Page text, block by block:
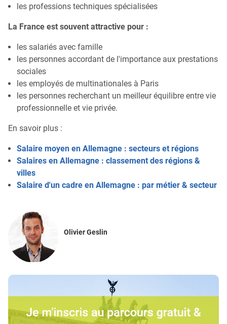
les professions techniques spécialisées
La France est souvent attractive pour :
les salariés avec famille
les personnes accordant de l'importance aux prestations
sociales
les employés de multinationales à Paris
les personnes recherchant un meilleur équilibre entre vie
professionnelle et vie privée.
En savoir plus :
Salaire moyen en Allemagne : secteurs et régions
Salaires en Allemagne : classement des régions &
villes
Salaire d'un cadre en Allemagne : par métier & secteur
Olivier Geslin